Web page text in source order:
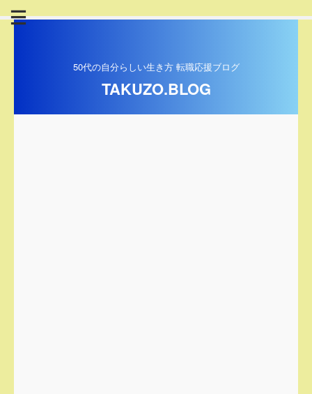
50代の自分らしい生き方 転職応援ブログ
TAKUZO.BLOG